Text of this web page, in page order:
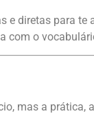
e diretas para te
com o
mas a prática,